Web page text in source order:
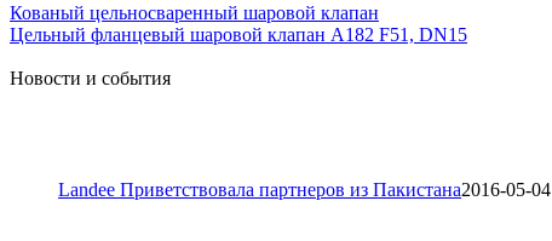
Кованый цельносваренный шаровой клапан
Цельный фланцевый шаровой клапан A182 F51, DN15
Новости и события
Landee Приветствовала партнеров из Пакистана2016-05-04